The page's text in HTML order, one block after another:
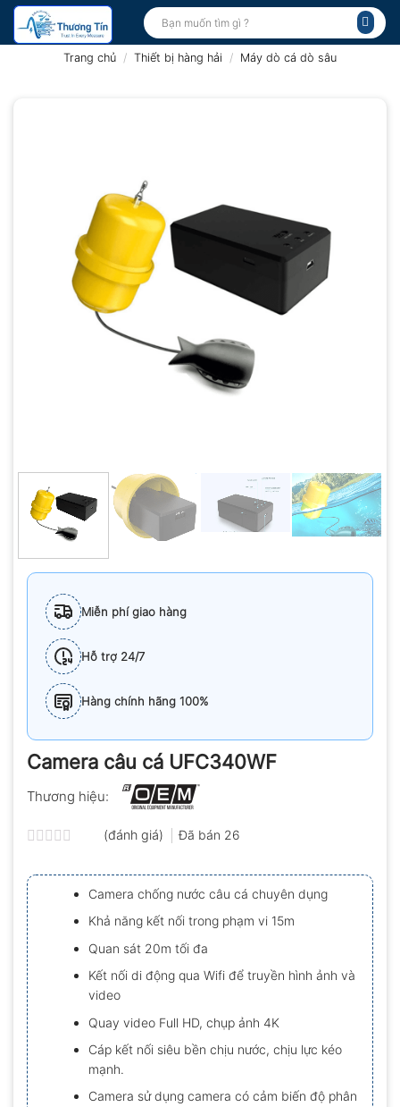
Bỏ
qua
Tìm
kiếm:
Trang chủ / Thiết bị hàng hải / Máy dò cá dò sâu
Miễn phí giao hàng
Hỗ trợ 24/7
Hàng chính hãng 100%
Camera câu cá UFC340WF
Thương hiệu:
xếp
hạng
0.0
5
sao
(đánh giá) Đã bán 26
Camera chống nước câu cá chuyên dụng
Khả năng kết nối trong phạm vi 15m
Quan sát 20m tối đa
Kết nối di động qua Wifi để truyền hình ảnh và
video
Quay video Full HD, chụp ảnh 4K
Cáp kết nối siêu bền chịu nước, chịu lực kéo
mạnh.
Camera sử dụng camera có cảm biến độ phân